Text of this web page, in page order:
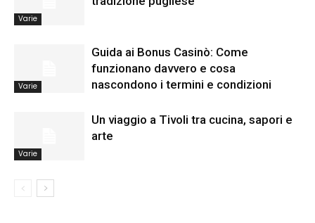
Varie
Varie
Guida ai Bonus Casinò: Come
funzionano davvero e cosa
nascondono i termini e condizioni
Varie
Un viaggio a Tivoli tra cucina, sapori e
arte